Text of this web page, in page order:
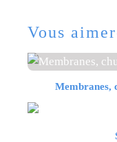
Vous
Membranes,